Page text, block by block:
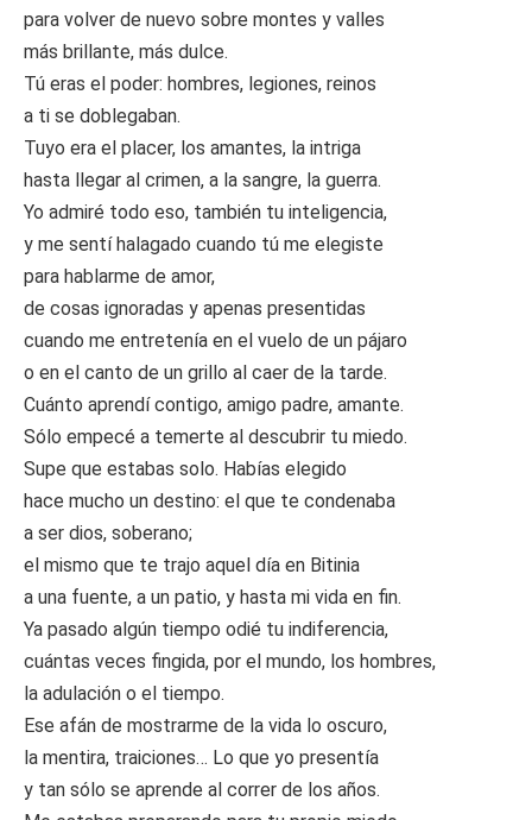
para volver de nuevo sobre montes y valles
más brillante, más dulce.
Tú eras el poder: hombres, legiones, reinos
a ti se doblegaban.
Tuyo era el placer, los amantes, la intriga
hasta llegar al crimen, a la sangre, la guerra.
Yo admiré todo eso, también tu inteligencia,
y me sentí halagado cuando tú me elegiste
para hablarme de amor,
de cosas ignoradas y apenas presentidas
cuando me entretenía en el vuelo de un pájaro
o en el canto de un grillo al caer de la tarde.
Cuánto aprendí contigo, amigo padre, amante.
Sólo empecé a temerte al descubrir tu miedo.
Supe que estabas solo. Habías elegido
hace mucho un destino: el que te condenaba
a ser dios, soberano;
el mismo que te trajo aquel día en Bitinia
a una fuente, a un patio, y hasta mi vida en fin.
Ya pasado algún tiempo odié tu indiferencia,
cuántas veces fingida, por el mundo, los hombres,
la adulación o el tiempo.
Ese afán de mostrarme de la vida lo oscuro,
la mentira, traiciones… Lo que yo presentía
y tan sólo se aprende al correr de los años.